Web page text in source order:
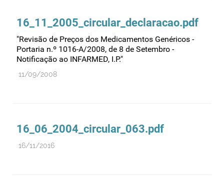
Nanotecnologia
Planeamento
Plantas medicinais
Prescrição
Publicidade
Qualidade e normalização
16_11_2005_circular_declaracao.pdf
"Revisão de Preços dos Medicamentos Genéricos -
Portaria n.º 1016-A/2008, de 8 de Setembro -
Notificação ao INFARMED, I.P."
11/09/2008
16_06_2004_circular_063.pdf
16/11/2016